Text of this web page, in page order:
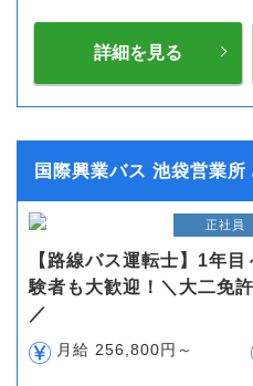
詳細を見る
国際興業バス 池袋営業
正社員
【路線バス運転士】1年
験者も大歓迎！＼大二免
／
月給 256,800円～